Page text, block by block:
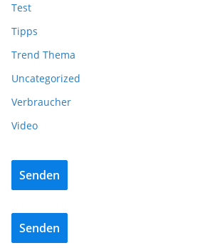
Test
Tipps
Trend Thema
Uncategorized
Verbraucher
Video
Senden
Senden